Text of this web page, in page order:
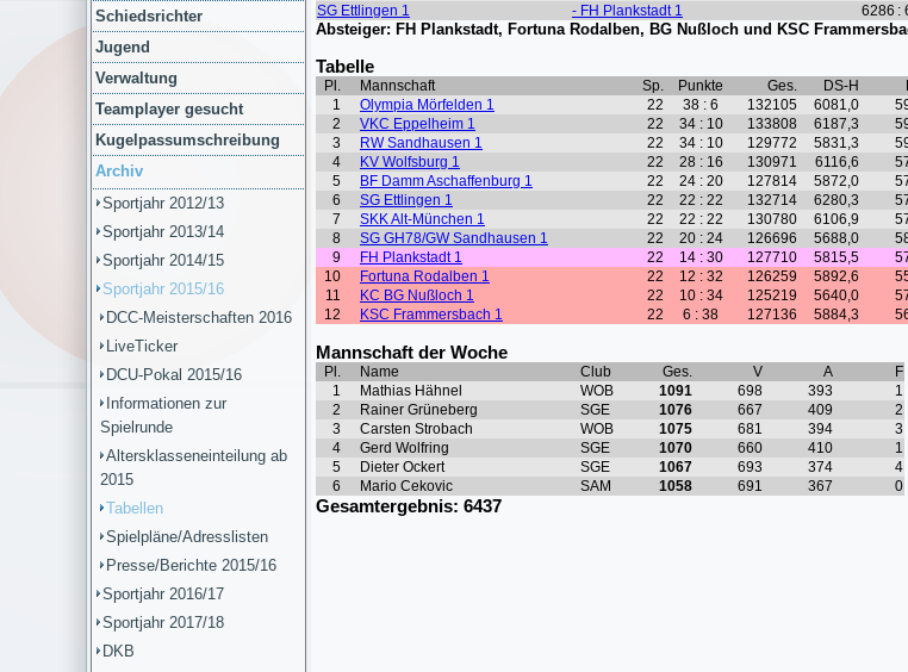
Schiedsrichter
Jugend
Verwaltung
Teamplayer gesucht
Kugelpassumschreibung
Archiv
Sportjahr 2012/13
Sportjahr 2013/14
Sportjahr 2014/15
Sportjahr 2015/16
DCC-Meisterschaften 2016
LiveTicker
DCU-Pokal 2015/16
Informationen zur
Spielrunde
Altersklasseneinteilung ab
2015
Tabellen
Spielpläne/Adresslisten
Presse/Berichte 2015/16
Sportjahr 2016/17
Sportjahr 2017/18
DKB